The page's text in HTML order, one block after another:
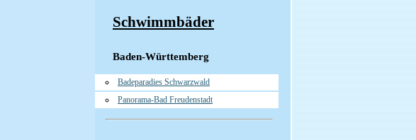
Schwimmbäder
Baden-Württemberg
Badeparadies Schwarzwald
Panorama-Bad Freudenstadt